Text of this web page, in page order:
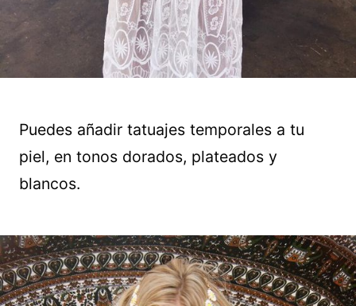
Puedes añadir tatuajes temporales a tu
piel, en tonos dorados, plateados y
blancos.